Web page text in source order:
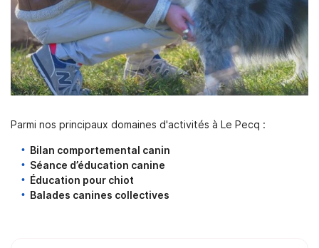
Parmi nos principaux domaines d'activités à Le Pecq :
Bilan comportemental canin
Séance d’éducation canine
Éducation pour chiot
Balades canines collectives